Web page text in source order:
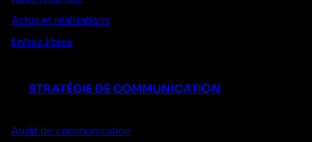
Actus et réalisations
Entrez libres
STRATÉGIE DE COMMUNICATION
Audit de communication